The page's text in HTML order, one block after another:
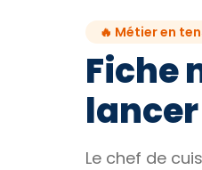
🔥 Métier en
Fiche
lancer
Le chef de